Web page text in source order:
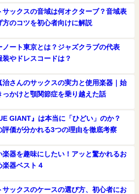
サックスの音域は何オクターブ？音域表
方のコツを初心者向けに解説
ノート東京とは？ジャズクラブの代表
装やドレスコードは？
治さんのサックスの実力と使用楽器｜始
っかけと顎関節症を乗り越えた話
GIANT』は本当に「ひどい」のか？
評価が分かれる3つの理由を徹底考察
楽器を趣味にしたい！アッと驚かれるお
楽器ベスト４
サックスのケースの選び方、初心者にお